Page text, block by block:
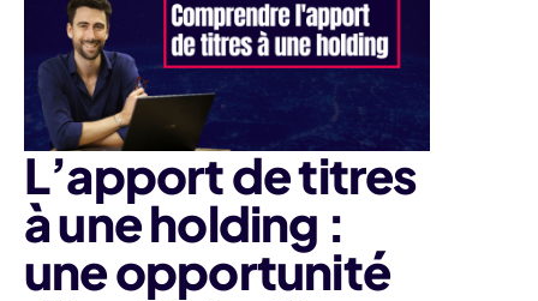
L’apport de titres
à une holding :
une opportunité